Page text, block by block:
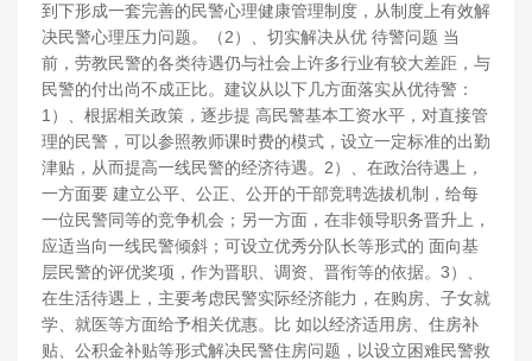
到下形成一套完善的民警心理健康管理制度，从制度上有效解
决民警心理压力问题。（2）、切实解决从优 待警问题 当
前，劳教民警的各类待遇仍与社会上许多行业有较大差距，与
民警的付出尚不成正比。建议从以下几方面落实从优待警：
1）、根据相关政策，逐步提 高民警基本工资水平，对直接管
理的民警，可以参照教师课时费的模式，设立一定标准的出勤
津贴，从而提高一线民警的经济待遇。2）、在政治待遇上，
一方面要 建立公平、公正、公开的干部竞聘选拔机制，给每
一位民警同等的竞争机会；另一方面，在非领导职务晋升上，
应适当向一线民警倾斜；可设立优秀分队长等形式的 面向基
层民警的评优奖项，作为晋职、调资、晋衔等的依据。3）、
在生活待遇上，主要考虑民警实际经济能力，在购房、子女就
学、就医等方面给予相关优惠。比 如以经济适用房、住房补
贴、公积金补贴等形式解决民警住房问题，以设立困难民警救